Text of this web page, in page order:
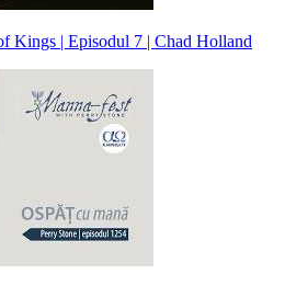
Kings | Episodul 7 | Chad Holland